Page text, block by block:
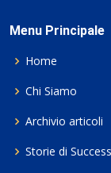
Menu Principale
Home
Chi Siamo
Archivio articoli
Storie di